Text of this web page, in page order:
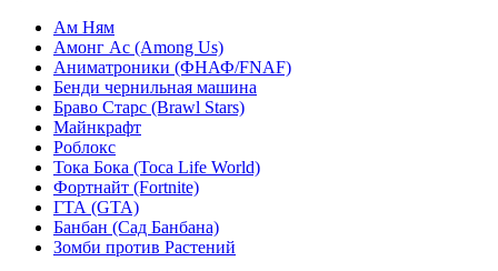
Ам Ням
Амонг Ас (Among Us)
Аниматроники (ФНАФ/FNAF)
Бенди чернильная машина
Браво Старс (Brawl Stars)
Майнкрафт
Роблокс
Тока Бока (Toca Life World)
Фортнайт (Fortnite)
ГТА (GTA)
Банбан (Сад Банбана)
Зомби против Растений